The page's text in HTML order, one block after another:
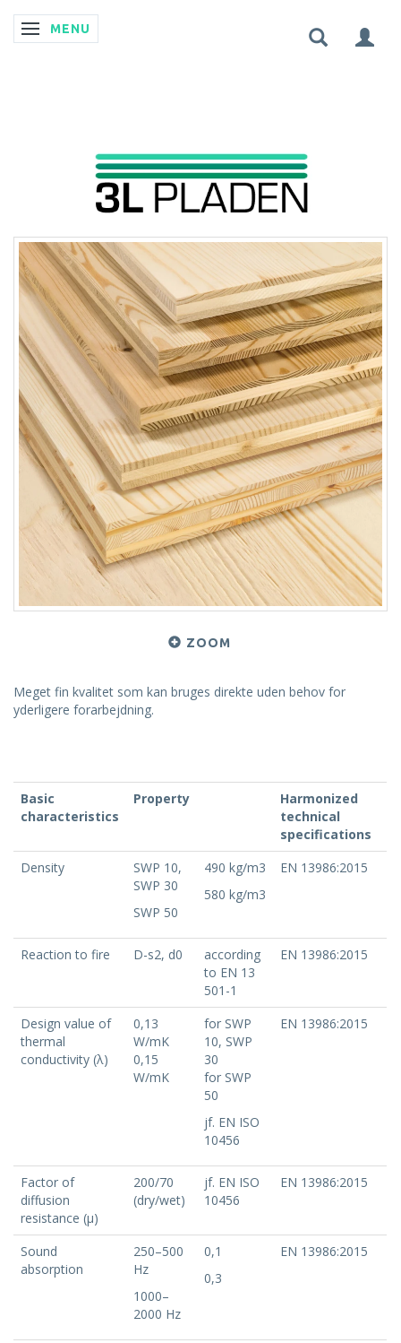
SKIFTE NAVIGATION
MENU
ZOOM
Meget fin kvalitet som kan bruges direkte uden behov for
yderligere forarbejdning.
Basic
characteristics
Property
Harmonized
technical
specifications
Density
SWP 10,
SWP 30
SWP 50
490 kg/m3
580 kg/m3
EN 13986:2015
Reaction to fire D-s2, d0
according
to EN 13
501-1
EN 13986:2015
Design value of
thermal
conductivity (λ)
0,13
W/mK
0,15
W/mK
for SWP
10, SWP
30
for SWP
50
jf. EN ISO
10456
EN 13986:2015
Factor of
diffusion
resistance (μ)
200/70
(dry/wet)
jf. EN ISO
10456
EN 13986:2015
Sound
absorption
250–500
Hz
1000–
2000 Hz
0,1
0,3
EN 13986:2015